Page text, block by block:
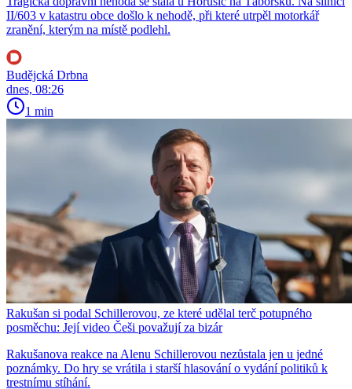
II/603 v katastru obce došlo k nehodě, při které utrpěl motorkář
zranění, kterým na místě podlehl.
Budějcká Drbna
dnes, 08:26
1 min
Rakušan si podal Schillerovou, ze které udělal terč potupného
posměchu: Její video Češi považují za bizár
Rakušanova reakce na Alenu Schillerovou nezůstala jen u jedné
poznámky. Do hry se vrátila i starší hlasování o vydání politiků k
trestnímu stíhání.